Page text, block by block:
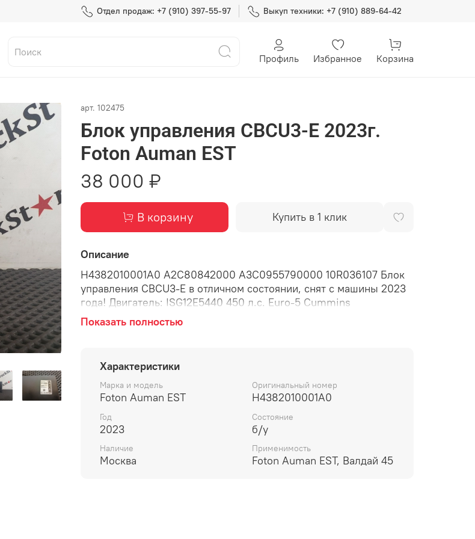
Отдел продаж: +7 (910) 397-55-97 Выкуп техники: +7 (910) 889-64-42
Профиль Избранное Корзина
арт. 102475
Блок управления CBCU3-E 2023г.
Foton Auman EST
38 000 ₽
В корзину Купить в 1 клик
Описание
H4382010001A0 A2C80842000 A3C0955790000 10R036107 Блок
управления CBCU3-E в отличном состоянии, снят с машины 2023
года! Двигатель: ISG12E5440 450 л.с. Euro-5 Cummins
Производитель: Continental Automotive GmbH Страна
производства: Китай (Made In China) Номер оригинальный:
Версия устройства / ПО: 0.7 Рабочее напряжение: 24V, 24 вольт
Дополнительный номер: 10R 036107 Электронный блок
управления CBCU3-E, система управления, мозги, ЭБУ.
Показать полностью
Характеристики
Марка и модель
Foton Auman EST
Оригинальный номер
H4382010001A0
Год
2023
Состояние
б/у
Наличие
Москва
Применимость
Foton Auman EST, Валдай 45